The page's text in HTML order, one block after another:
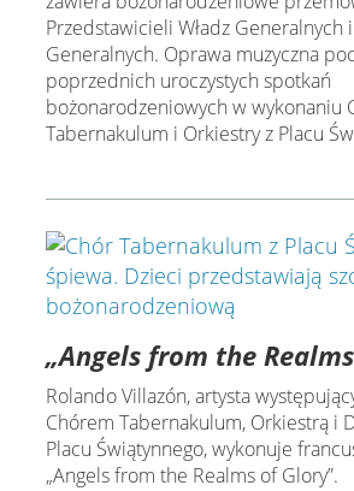
Przedstawicieli Władz
Generalnych. Oprawa muzyczna
poprzednich uroczystych spotkań
bożonarodzeniowych w wykonaniu
Tabernakulum i Orkiestry z Placu
„Angels from the
Rolando Villazón, artysta
Chórem Tabernakulum, Orkiestrą i
Placu Świątynnego, wykonuje
„Angels from the Realms of Glory”.